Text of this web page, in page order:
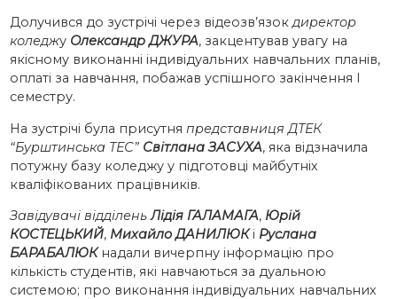
Долучився до зустрічі через відеозв’язокдиректор
коледжуОлександр ДЖУРА, закцентував увагу на
якісному виконанні індивідуальних навчальних планів,
оплаті за навчання, побажав успішного закінчення І
семестру.
На зустрічі була присутня представниця ДТЕК
“Бурштинська ТЕС”Світлана ЗАСУХА, яка відзначила
потужну базу коледжу у підготовці майбутніх
кваліфікованих працівників.
Завідувачі відділень Лідія ГАЛАМАГА, Юрій
КОСТЕЦЬКИЙ, Михайло ДАНИЛЮКі Руслана
БАРАБАЛЮКнадали вичерпну інформацію про
кількість студентів, які навчаються за дуальною
системою; про виконання індивідуальних навчальних